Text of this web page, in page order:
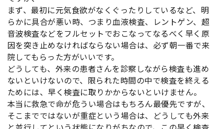
まず、最初に元気食欲がなくぐったりしているなど、明
らかに具合が悪い時、つまり血液検査、レントゲン、超
音波検査などをフルセットでおこなってなるべく早く原
因を突き止めなければならない場合は、必ず朝一番で来
院してもらった方がいいです。
どうしても、外来の患者さんを診察しながら検査も進め
ないといけないので、限られた時間の中で検査を終える
ためには、早く検査に取りかからないといけません。
本当に救急で命が危うい場合はもちろん最優先ですが、
そこまでではないが重症という場合は、どうしても外来